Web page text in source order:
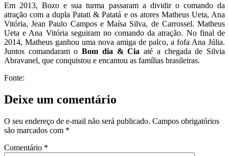
Em 2013, Bozo e sua turma passaram a dividir o comando da
atração com a dupla Patati & Patatá e os atores Matheus Ueta, Ana
Vitória, Jean Paulo Campos e Maísa Silva, de Carrossel. Matheus
Ueta e Ana Vitória seguiram no comando da atração. No final de
2014, Matheus ganhou uma nova amiga de palco, a fofa Ana Júlia.
Juntos comandaram oBom dia & Cia até a chegada de Silvia
Abravanel, que conquistou e encantou as famílias brasileiras.
Fonte:
Deixe um comentário
O seu endereço de e-mail não será publicado. Campos obrigatórios
são marcados com *
Comentário *